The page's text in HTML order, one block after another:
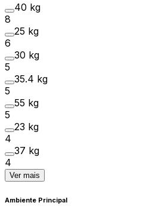
40 kg
8
25 kg
6
30 kg
5
35.4 kg
5
55 kg
5
23 kg
4
37 kg
4
Ver mais
Ambiente Principal